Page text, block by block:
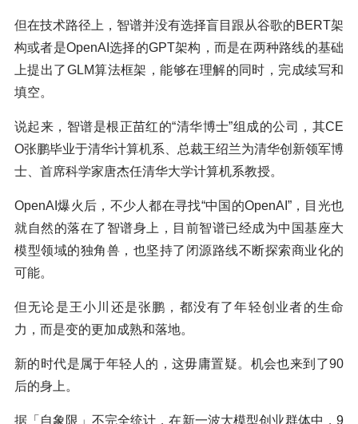
但在技术路径上，智谱并没有选择盲目跟从谷歌的BERT架
构或者是OpenAI选择的GPT架构，而是在两种路线的基础
上提出了GLM算法框架，能够在理解的同时，完成续写和
填空。
说起来，智谱是根正苗红的“清华博士”组成的公司，其CE
O张鹏毕业于清华计算机系、总裁王绍兰为清华创新领军博
士、首席科学家唐杰任清华大学计算机系教授。
OpenAI爆火后，不少人都在寻找“中国的OpenAI”，目光也
就自然的落在了智谱身上，目前智谱已经成为中国基座大
模型领域的独角兽，也坚持了闭源路线不断探索商业化的
可能。
但无论是王小川还是张鹏，都没有了年轻创业者的生命
力，而是变的更加成熟和落地。
新的时代是属于年轻人的，这毋庸置疑。机会也来到了90
后的身上。
据「自象限」不完全统计，在新一波大模型创业群体中，9